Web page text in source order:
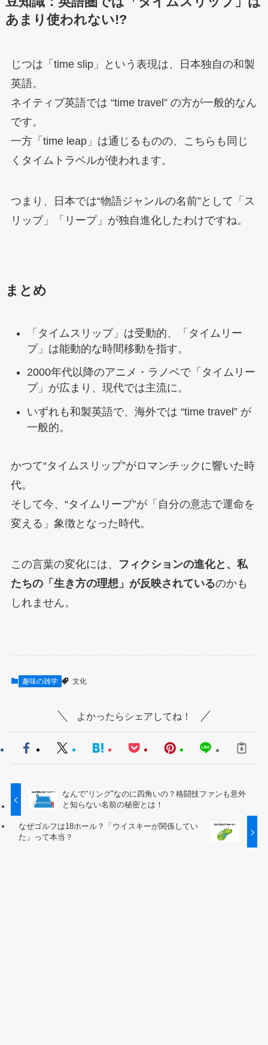
あまり使われない!?
じつは「time slip」という表現は、日本独自の和製
英語。
ネイティブ英語では “time travel” の方が一般的なん
です。
一方「time leap」は通じるものの、こちらも同じ
くタイムトラベルが使われます。
つまり、日本では“物語ジャンルの名前”として「ス
リップ」「リープ」が独自進化したわけですね。
まとめ
「タイムスリップ」は受動的、「タイムリー
プ」は能動的な時間移動を指す。
2000年代以降のアニメ・ラノベで「タイムリー
プ」が広まり、現代では主流に。
いずれも和製英語で、海外では “time travel” が
一般的。
かつて“タイムスリップ”がロマンチックに響いた時
代。
そして今、“タイムリープ”が「自分の意志で運命を
変える」象徴となった時代。
この言葉の変化には、
フィクションの進化と、私
たちの「生き方の理想」が反映されているのかも
しれません。
趣味の雑学 文化
よかったらシェアしてね！
なんで“リング”なのに四角いの？格闘技ファンも意外
と知らない名前の秘密とは！
なぜゴルフは18ホール？「ウイスキーが関係してい
た」って本当？